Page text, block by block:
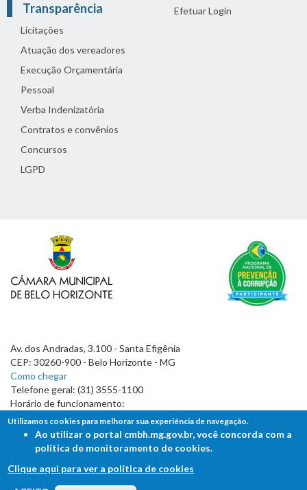
Transparência
Licitações
Atuação dos vereadores
Execução Orçamentária
Pessoal
Verba Indenizatória
Contratos e convênios
Concursos
LGPD
Efetuar Login
Av. dos Andradas, 3.100 - Santa Efigênia
CEP: 30260-900 - Belo Horizonte - MG
Como chegar
Telefone geral: (31) 3555-1100
Horário de funcionamento:
7h às 19h
FALE COM A CÂMARA
Utilizamos cookies para melhorar sua experiência de navegação.
Ao utilizar o portal cmbh.mg.gov.br, você concorda com a
política de monitoramento de cookies.
Clique aqui para ver a política de cookies